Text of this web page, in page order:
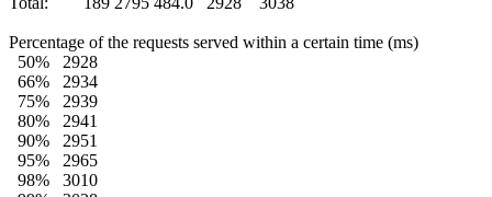
Percentage of the requests served within a certain time (ms)
50% 2928
66% 2934
75% 2939
80% 2941
90% 2951
95% 2965
98% 3010